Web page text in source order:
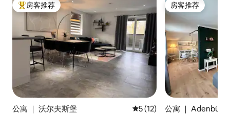
热门「房客推荐」
房客推荐
公寓 ｜ 沃尔夫斯堡 平均评分 5 分（满分 5 分）
5 (12)
房客推荐
房客推荐
公寓 ｜